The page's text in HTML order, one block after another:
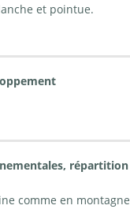
et pointue.
répartition
comme en montagne